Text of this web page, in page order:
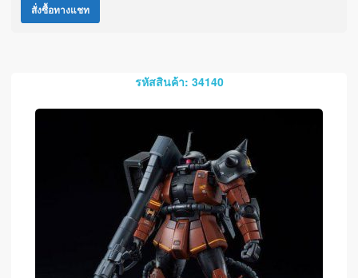
สั่งซื้อทางแชท
รหัสสินค้า: 34140